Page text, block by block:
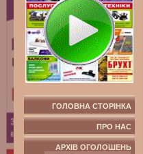
ГОЛОВНА СТОРІНКА
ПРО НАС
АРХІВ ОГОЛОШЕНЬ